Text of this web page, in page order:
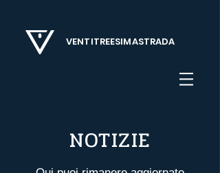
VENTITREESIMASTRADA
NOTIZIE